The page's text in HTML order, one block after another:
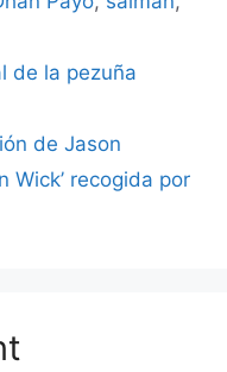
de la pezuña
de Jason
Wick’ recogida por